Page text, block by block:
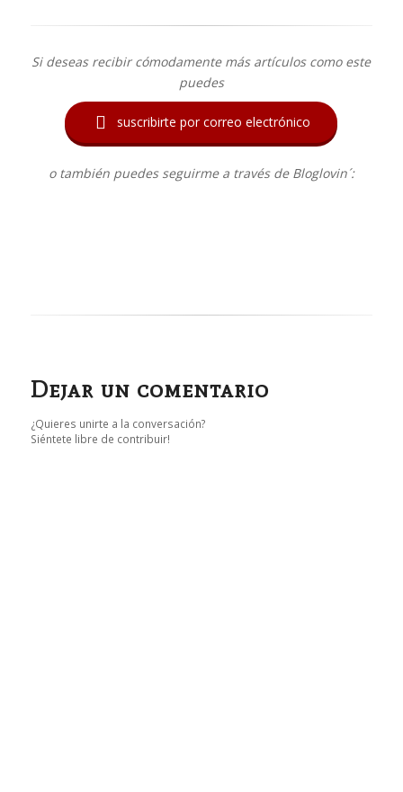
Si deseas recibir cómodamente más artículos como este
puedes
 suscribirte por correo electrónico
o también puedes seguirme a través de Bloglovin´:
Dejar un comentario
¿Quieres unirte a la conversación?
Siéntete libre de contribuir!